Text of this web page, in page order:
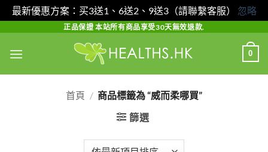
最新優惠方案：买3送1、6送2、9送3（請聯繫客服） 忽略
content
正品保證 本站所有商品享受30天無效退款.
0
首頁 / 商品標籤為 “威而柔哪買”
篩選